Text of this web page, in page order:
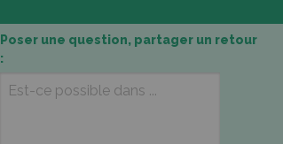
Poser une question, partager un retour
: